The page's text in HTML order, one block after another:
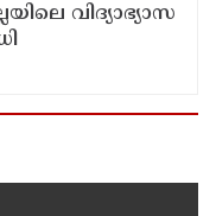
വിദ്യാഭ്യാസ